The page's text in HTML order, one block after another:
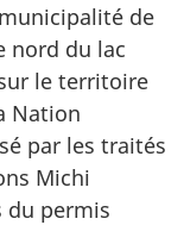
de
nord du lac
le territoire
Nation
par les traités
Michi
du permis